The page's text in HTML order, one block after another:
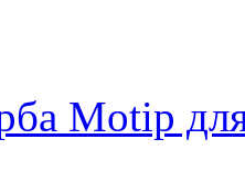
Motip